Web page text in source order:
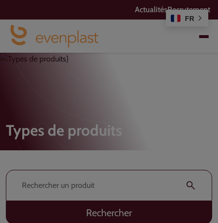
FR
ActualitésRecrutement
Types de produits
Rechercher